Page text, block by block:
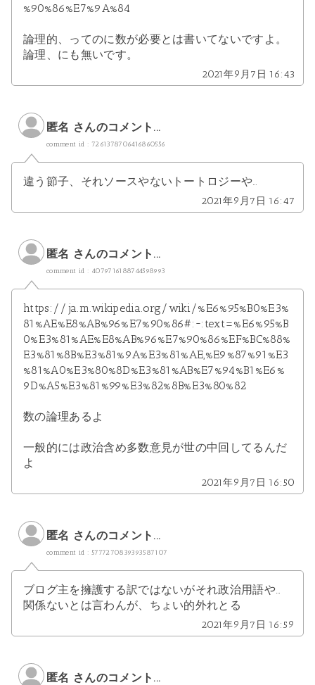
%90%86%E7%9A%84
論理的、ってのに数が必要とは書いてないですよ。
論理、にも無いです。
2021年9月7日 16:43
匿名 さんのコメント...
comment id : 7261378706416860556
違う節子、それソースやないトートロジーや…
2021年9月7日 16:47
匿名 さんのコメント...
comment id : 4079716188744598993
https://ja.m.wikipedia.org/wiki/%E6%95%B0%E3%
81%AE%E8%AB%96%E7%90%86#:~:text=%E6%95%B
0%E3%81%AE%E8%AB%96%E7%90%86%EF%BC%88%
E3%81%8B%E3%81%9A%E3%81%AE,%E9%87%91%E3
%81%A0%E3%80%8D%E3%81%AB%E7%94%B1%E6%
9D%A5%E3%81%99%E3%82%8B%E3%80%82
数の論理あるよ
一般的には政治含め多数意見が世の中回してるんだ
よ
2021年9月7日 16:50
匿名 さんのコメント...
comment id : 5777270839393587107
ブログ主を擁護する訳ではないがそれ政治用語や…
関係ないとは言わんが、ちょい的外れとる
2021年9月7日 16:59
匿名 さんのコメント...